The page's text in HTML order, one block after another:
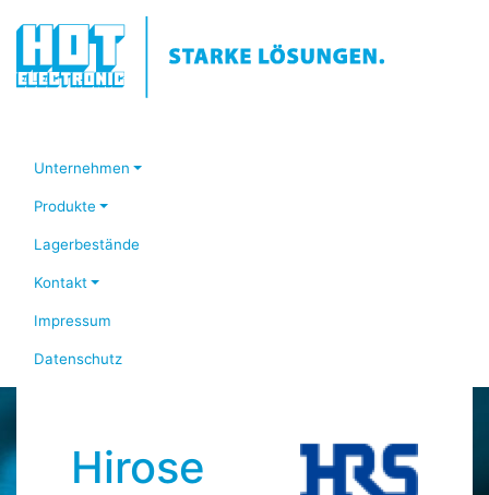
Unternehmen
Produkte
Lagerbestände
Kontakt
Impressum
Datenschutz
Hirose